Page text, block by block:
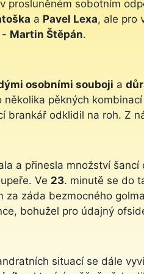
v prosluněném sobotním
a Pavel Lexa, ale pro
- Martin Štěpán.
osobními souboji a
několika pěkných
brankář odklidil na roh. Z
a přinesla množství
Ve 23. minutě se do
za záda bezmocného
bohužel pro údajný
situací se dále